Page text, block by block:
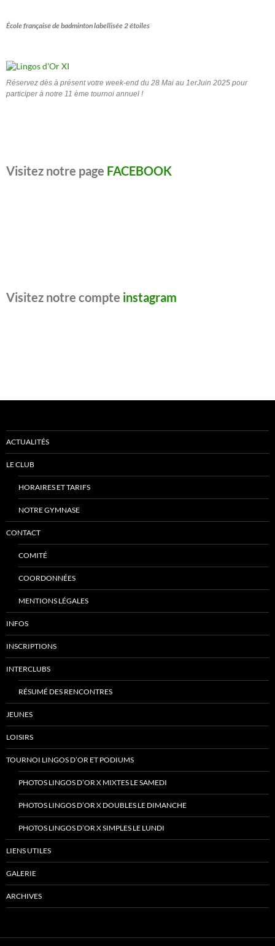
École française de badminton labellisée 2 étoiles
Réservez dès à présent votre week-end du 28 Mai au 1erJuin 2025 pour
participer à notre 11 ème tournoi annuel !
Visitez notre page FACEBOOK
Visitez notre compte instagram
ACTUALITÉS
LE CLUB
HORAIRES ET TARIFS
NOTRE GYMNASE
CONTACT
COMITÉ
COORDONNÉES
MENTIONS LÉGALES
INFOS
INSCRIPTIONS
INTERCLUBS
RÉSUMÉ DES RENCONTRES
JEUNES
LOISIRS
TOURNOI LINGOS D’OR ET PODIUMS
PHOTOS LINGOS D’OR X MIXTES LE SAMEDI
PHOTOS LINGOS D’OR X DOUBLES LE DIMANCHE
PHOTOS LINGOS D’OR X SIMPLES LE LUNDI
LIENS UTILES
GALERIE
ARCHIVES